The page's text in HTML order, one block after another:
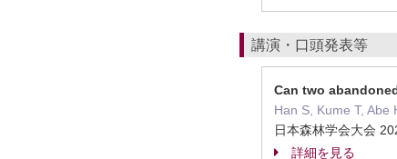
講演・口頭発表等
Can two
Han S, Kume T, Abe
日本森林学会大会
詳細を見る